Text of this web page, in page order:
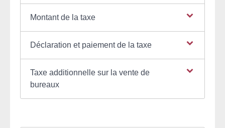
Montant de la taxe
Déclaration et paiement de la taxe
Taxe additionnelle sur la vente de
bureaux